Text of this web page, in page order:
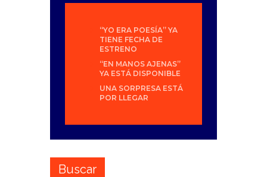
“YO ERA POESÍA” YA
TIENE FECHA DE
ESTRENO
“EN MANOS AJENAS”
YA ESTÁ DISPONIBLE
UNA SORPRESA ESTÁ
POR LLEGAR
Buscar